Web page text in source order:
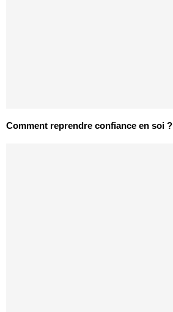
Comment reprendre confiance en soi ?